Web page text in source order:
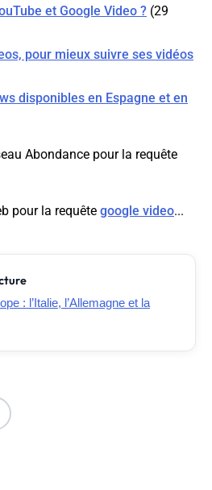
et Google Video ? (29
pour mieux suivre ses vidéos
disponibles en Espagne et en
Abondance pour la requête
pour la requête google video...
: l’Italie, l’Allemagne et la